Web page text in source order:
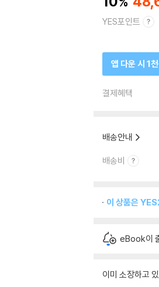
YES포인트
앱 다운 시 1
결제혜택
배송안내
배송비
이 상품은
eBook이
이미 소장하고